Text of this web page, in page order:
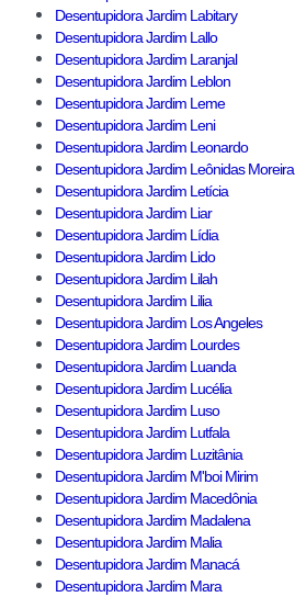
Desentupidora Jardim Labitary
Desentupidora Jardim Lallo
Desentupidora Jardim Laranjal
Desentupidora Jardim Leblon
Desentupidora Jardim Leme
Desentupidora Jardim Leni
Desentupidora Jardim Leonardo
Desentupidora Jardim Leônidas Moreira
Desentupidora Jardim Letícia
Desentupidora Jardim Liar
Desentupidora Jardim Lídia
Desentupidora Jardim Lido
Desentupidora Jardim Lilah
Desentupidora Jardim Lilia
Desentupidora Jardim Los Angeles
Desentupidora Jardim Lourdes
Desentupidora Jardim Luanda
Desentupidora Jardim Lucélia
Desentupidora Jardim Luso
Desentupidora Jardim Lutfala
Desentupidora Jardim Luzitânia
Desentupidora Jardim M'boi Mirim
Desentupidora Jardim Macedônia
Desentupidora Jardim Madalena
Desentupidora Jardim Malia
Desentupidora Jardim Manacá
Desentupidora Jardim Mara